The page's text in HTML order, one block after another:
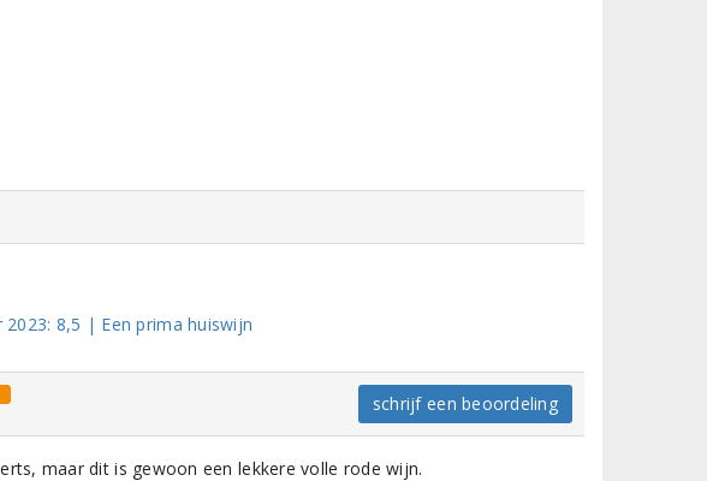
8,5 | Een prima huiswijn
schrijf een beoordeling
maar dit is gewoon een lekkere volle rode wijn.